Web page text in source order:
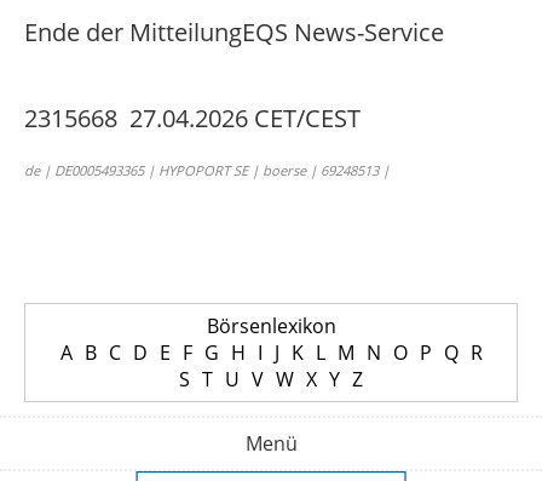
Ende der MitteilungEQS News-Service
2315668 27.04.2026 CET/CEST
de | DE0005493365 | HYPOPORT SE | boerse | 69248513 |
Börsenlexikon
A B C D E F G H I J K L M N O P Q R
S T U V W X Y Z
Menü